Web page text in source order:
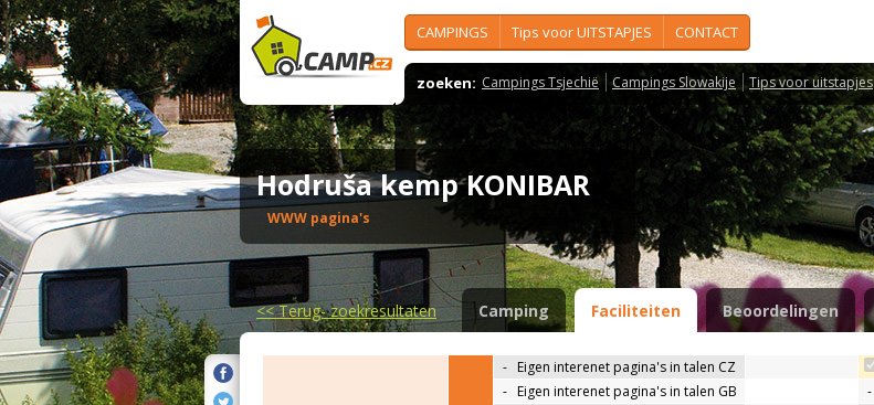
CAMPINGS Tips voor UITSTAPJES CONTACT
zoeken: Campings Tsjechië Campings Slowakije Tips voor uitstapjes
Hodruša kemp KONIBAR
WWW pagina's
<<Terug- zoekresultaten Camping Faciliteiten Beoordelingen
- Eigen interenet pagina's in talen CZ
- Eigen interenet pagina's in talen GB -